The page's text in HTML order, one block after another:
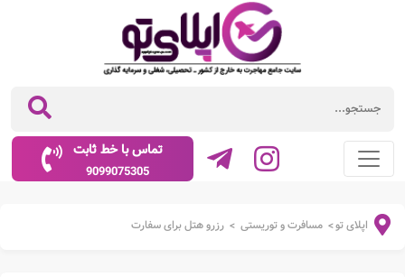
تماس با خط ثابت
9099075305
اپلای تو> مسافرت و توریستی > رزرو هتل برای سفارت